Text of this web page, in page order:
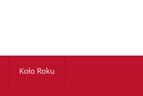
Koło Roku